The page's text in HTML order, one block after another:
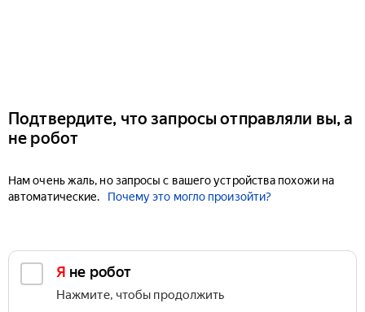
Подтвердите, что запросы отправляли вы, а
не робот
Нам очень жаль, но запросы с вашего устройства похожи на
автоматические.
Почему это могло произойти?
Я не робот
Нажмите, чтобы продолжить